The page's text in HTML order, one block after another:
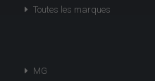
Toutes les marques
MG